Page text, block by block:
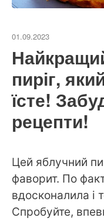
01.09.2023
пиріг,
їсте!
рецепти!
Цей яблучний
фаворит. По
вдосконалила і
Спробуйте,